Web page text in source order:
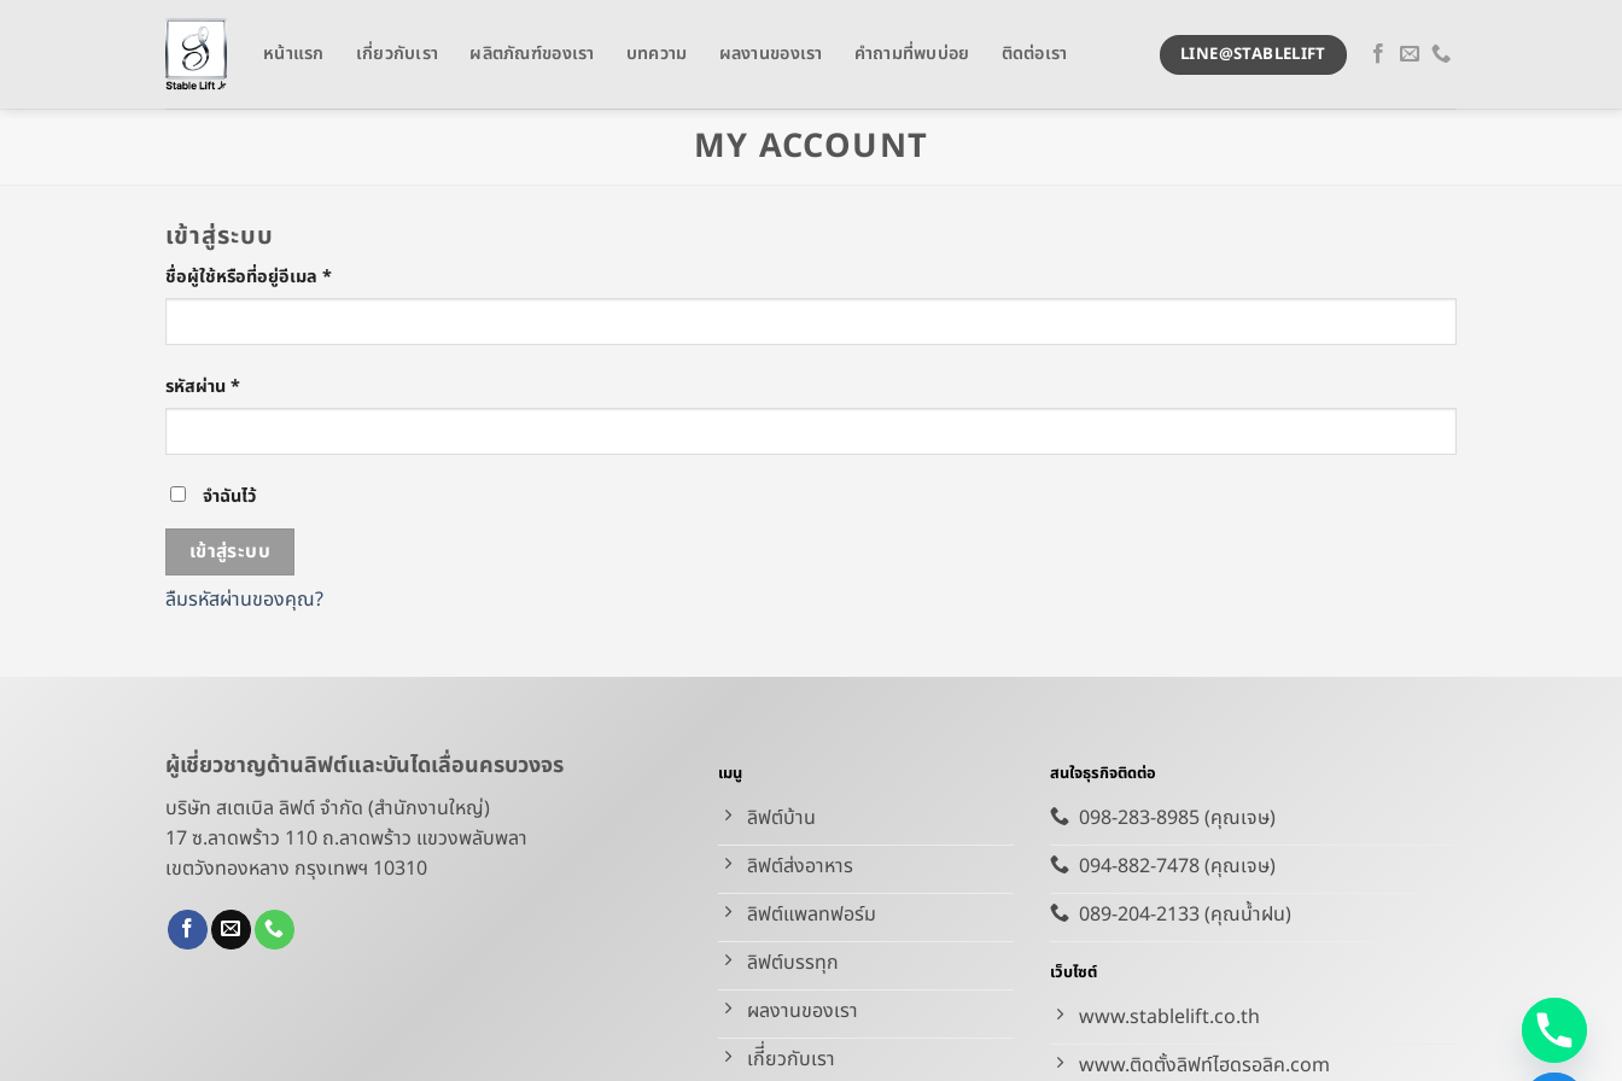
หน้าแรก เกี่ยวกับเรา ผลิตภัณฑ์ของเรา บทความ ผลงานของเรา คำถามที่พบบ่อย ติดต่อเรา LINE@STABLELIFT
MY ACCOUNT
เข้าสู่ระบบ
ชื่อผู้ใช้หรือที่อยู่อีเมล *ต้องการ
รหัสผ่าน*ต้องการ
จำฉันไว้
เข้าสู่ระบบ
ลืมรหัสผ่านของคุณ?
ผู้เชี่ยวชาญด้านลิฟต์และบันไดเลื่อนครบวงจร
บริษัท สเตเบิล ลิฟต์ จำกัด (สำนักงานใหญ่)
17 ซ.ลาดพร้าว 110 ถ.ลาดพร้าว แขวงพลับพลา
เขตวังทองหลาง กรุงเทพฯ 10310
เมนู
ลิฟต์บ้าน
ลิฟต์ส่งอาหาร
ลิฟต์แพลทฟอร์ม
ลิฟต์บรรทุก
ผลงานของเรา
เกีี่ยวกับเรา
สนใจธุรกิจติดต่อ
098-283-8985 (คุณเจษ)
094-882-7478 (คุณเจษ)
089-204-2133 (คุณน้ำฝน)
เว็บไซต์
www.stablelift.co.th
www.ติดตั้งลิฟท์ไฮดรอลิค.com